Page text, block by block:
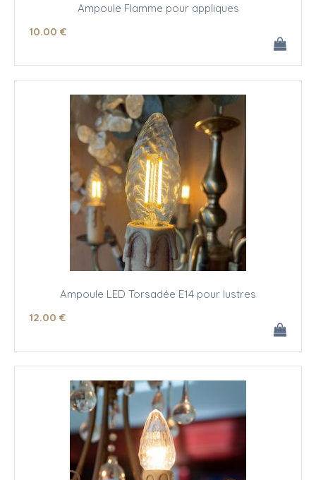
Ampoule Flamme pour appliques
10.00 €
Ampoule LED Torsadée E14 pour lustres
12.00 €